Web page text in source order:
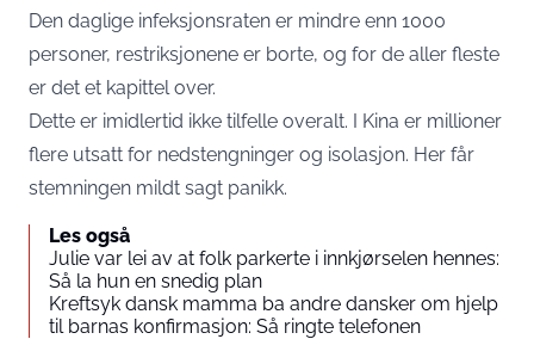
Den daglige infeksjonsraten er mindre enn 1000
personer, restriksjonene er borte, og for de aller fleste
er det et kapittel over.
Dette er imidlertid ikke tilfelle overalt. I Kina er millioner
flere utsatt for nedstengninger og isolasjon. Her får
stemningen mildt sagt panikk.
Les også
Julie var lei av at folk parkerte i innkjørselen hennes:
Så la hun en snedig plan
Kreftsyk dansk mamma ba andre dansker om hjelp
til barnas konfirmasjon: Så ringte telefonen